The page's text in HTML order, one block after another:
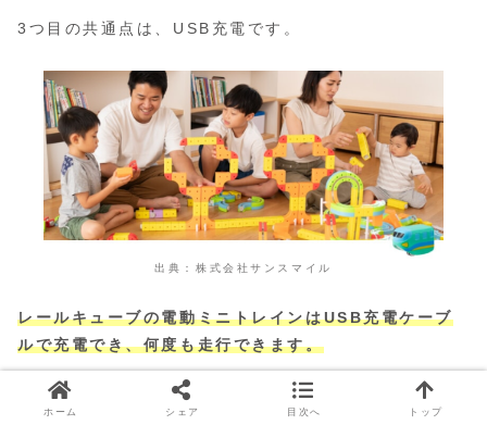
3つ目の共通点は、USB充電です。
出典：株式会社サンスマイル
レールキューブの電動ミニトレインはUSB充電ケーブ
ルで充電でき、何度も走行できます。
乾電池のように残量を気にすることもなく、思う存分楽
ホーム シェア 目次へ トップ